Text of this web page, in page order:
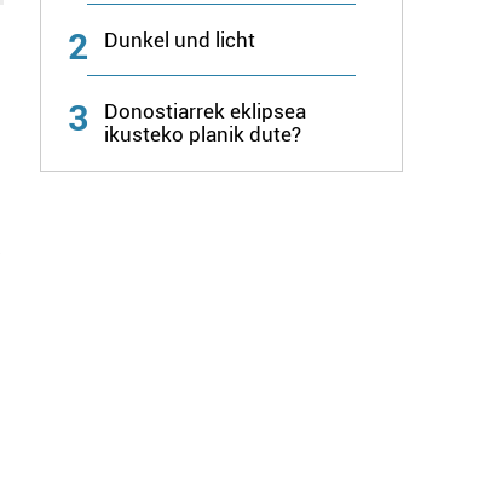
2 Dunkel und licht
3
Donostiarrek eklipsea
ikusteko planik dute?